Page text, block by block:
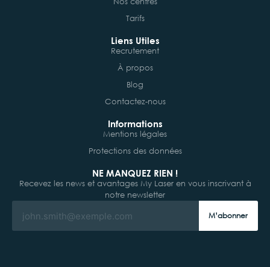
Tarifs
Liens Utiles
Recrutement
À propos
Blog
Contactez-nous
Informations
Mentions légales
Protections des données
NE MANQUEZ RIEN !
Recevez les news et avantages My Laser en vous inscrivant à
notre newsletter
M’abonner